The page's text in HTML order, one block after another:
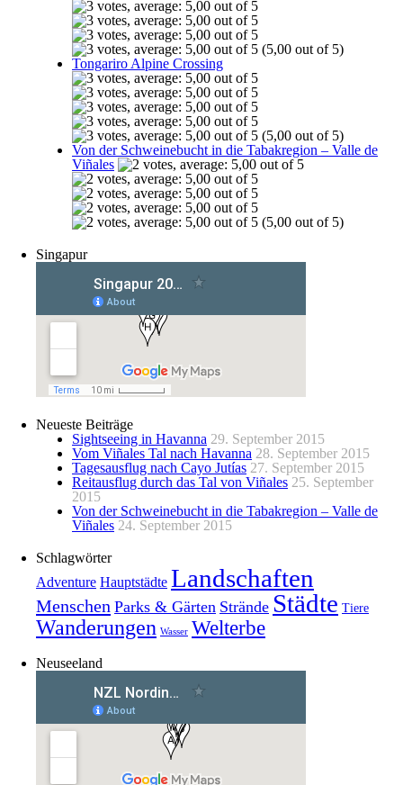
(5,00 out of 5)
Tongariro Alpine Crossing
(5,00 out of 5)
Von der Schweinebucht in die Tabakregion – Valle de
Viñales
(5,00 out of 5)
Singapur
Neueste Beiträge
Sightseeing in Havanna 29. September 2015
Vom Viñales Tal nach Havanna 28. September 2015
Tagesausflug nach Cayo Jutías 27. September 2015
Reitausflug durch das Tal von Viñales 25. September
2015
Von der Schweinebucht in die Tabakregion – Valle de
Viñales 24. September 2015
Schlagwörter
Adventure Hauptstädte Landschaften
Menschen Parks & Gärten Strände Städte Tiere
Wanderungen Wasser Welterbe
Neuseeland